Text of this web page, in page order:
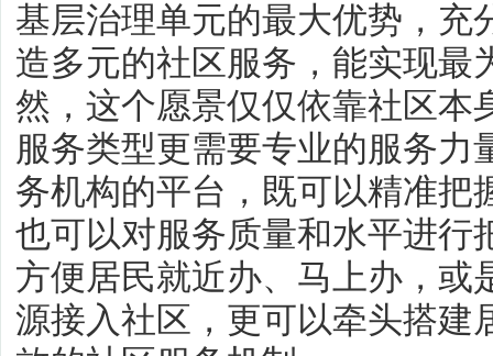
基层治理单元的最大优势，充
造多元的社区服务，能实现最
然，这个愿景仅仅依靠社区本
服务类型更需要专业的服务力
务机构的平台，既可以精准把
也可以对服务质量和水平进行
方便居民就近办、马上办，或
源接入社区，更可以牵头搭建